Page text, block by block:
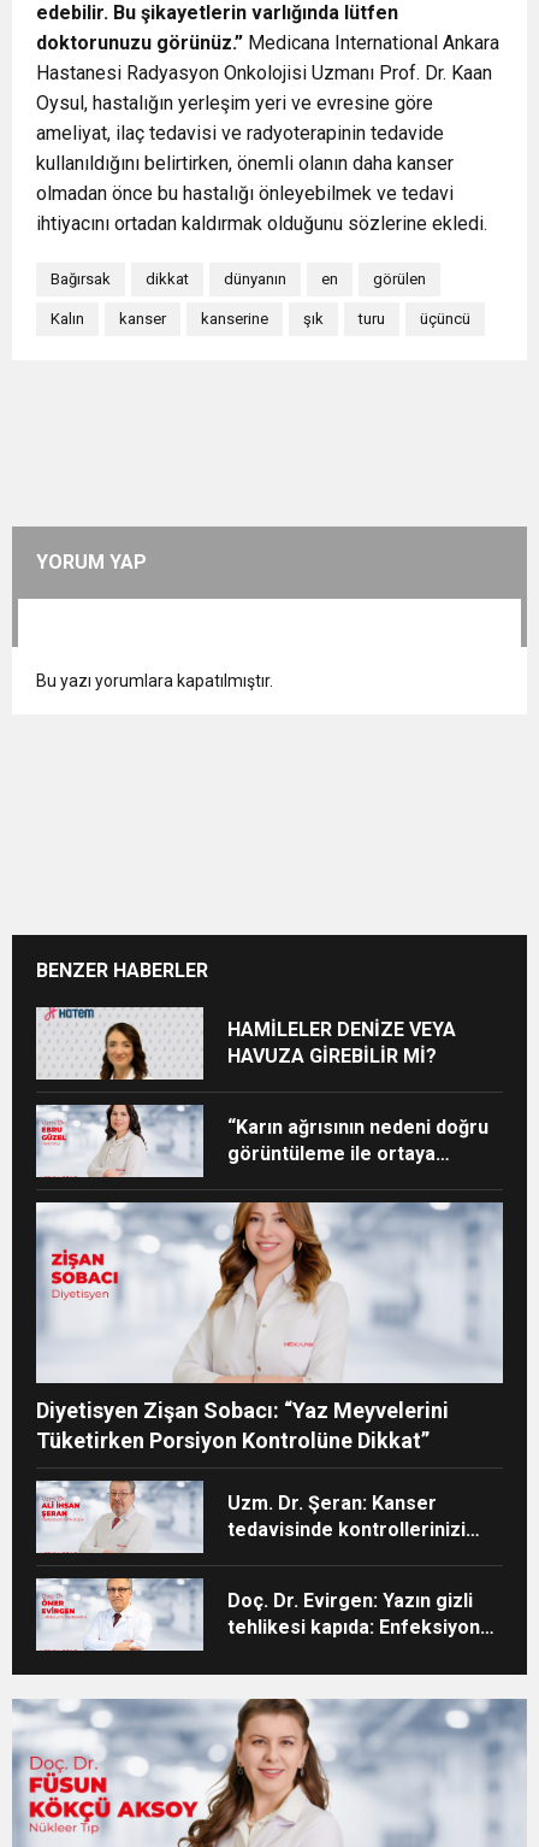
edebilir. Bu şikayetlerin varlığında lütfen
doktorunuzu görünüz.” Medicana International Ankara
Hastanesi Radyasyon Onkolojisi Uzmanı Prof. Dr. Kaan
Oysul, hastalığın yerleşim yeri ve evresine göre
ameliyat, ilaç tedavisi ve radyoterapinin tedavide
kullanıldığını belirtirken, önemli olanın daha kanser
olmadan önce bu hastalığı önleyebilmek ve tedavi
ihtiyacını ortadan kaldırmak olduğunu sözlerine ekledi.
Bağırsak dikkat dünyanın en görülen
Kalın kanser kanserine şık turu üçüncü
YORUM YAP
Bu yazı yorumlara kapatılmıştır.
BENZER HABERLER
HAMİLELER DENİZE VEYA
HAVUZA GİREBİLİR Mİ?
“Karın ağrısının nedeni doğru
görüntüleme ile ortaya
Diyetisyen Zişan Sobacı: “Yaz Meyvelerini
Tüketirken Porsiyon Kontrolüne Dikkat”
Uzm. Dr. Şeran: Kanser
tedavisinde kontrollerinizi
Doç. Dr. Evirgen: Yazın gizli
tehlikesi kapıda: Enfeksiyon